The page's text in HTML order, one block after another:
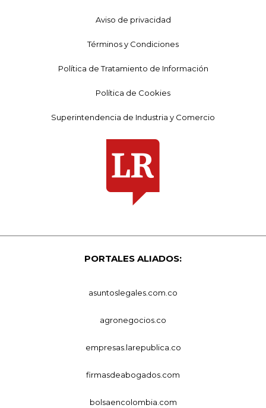
Aviso de privacidad
Términos y Condiciones
Política de Tratamiento de Información
Política de Cookies
Superintendencia de Industria y Comercio
PORTALES ALIADOS:
asuntoslegales.com.co
agronegocios.co
empresas.larepublica.co
firmasdeabogados.com
bolsaencolombia.com